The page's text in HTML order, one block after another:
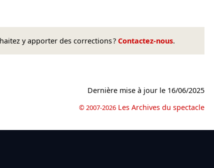
y apporter des corrections ? Contactez-nous.
Dernière mise à jour le 16/06/2025
© 2007-2026 Les Archives du spectacle